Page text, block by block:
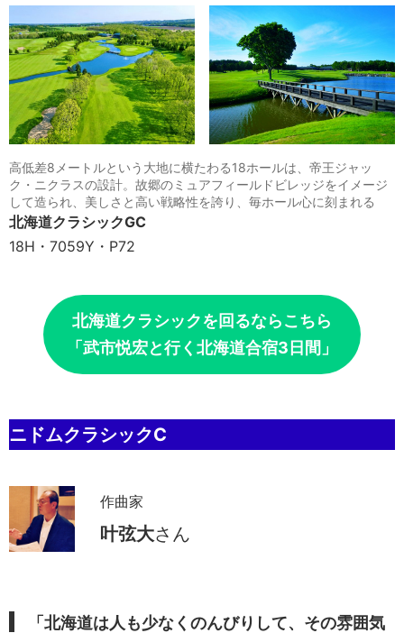
高低差8メートルという大地に横たわる18ホールは、帝王ジャッ
ク・ニクラスの設計。故郷のミュアフィールドビレッジをイメージ
して造られ、美しさと高い戦略性を誇り、毎ホール心に刻まれる
北海道クラシックGC
18H・7059Y・P72
北海道クラシックを回るならこちら
「武市悦宏と行く北海道合宿3日間」
ニドムクラシックC
作曲家
叶弦大さん
「北海道は人も少なくのんびりして、その雰囲気